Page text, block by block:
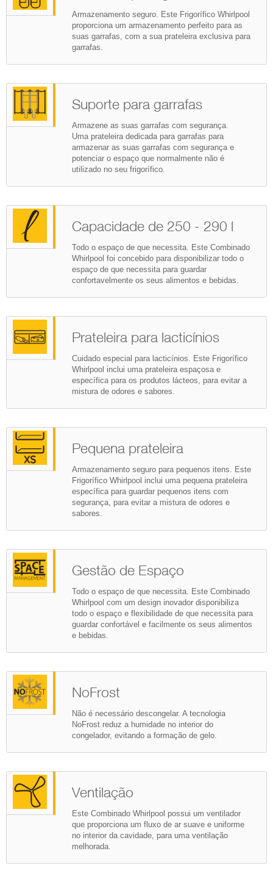
Armazenamento seguro. Este Frigorífico Whirlpool
proporciona um armazenamento perfeito para as
suas garrafas, com a sua prateleira exclusiva para
garrafas.
Suporte para garrafas
Armazene as suas garrafas com segurança.
Uma prateleira dedicada para garrafas para
armazenar as suas garrafas com segurança e
potenciar o espaço que normalmente não é
utilizado no seu frigorífico.
Capacidade de 250 - 290 l
Todo o espaço de que necessita. Este Combinado
Whirlpool foi concebido para disponibilizar todo o
espaço de que necessita para guardar
confortavelmente os seus alimentos e bebidas.
Prateleira para lacticínios
Cuidado especial para lacticínios. Este Frigorífico
Whirlpool inclui uma prateleira espaçosa e
específica para os produtos lácteos, para evitar a
mistura de odores e sabores.
Pequena prateleira
Armazenamento seguro para pequenos itens. Este
Frigorífico Whirlpool inclui uma pequena prateleira
específica para guardar pequenos itens com
segurança, para evitar a mistura de odores e
sabores.
Gestão de Espaço
Todo o espaço de que necessita. Este Combinado
Whirlpool com um design inovador disponibiliza
todo o espaço e flexibilidade de que necessita para
guardar confortável e facilmente os seus alimentos
e bebidas.
NoFrost
Não é necessário descongelar. A tecnologia
NoFrost reduz a humidade no interior do
congelador, evitando a formação de gelo.
Ventilação
Este Combinado Whirlpool possui um ventilador
que proporciona um fluxo de ar suave e uniforme
no interior da cavidade, para uma ventilação
melhorada.